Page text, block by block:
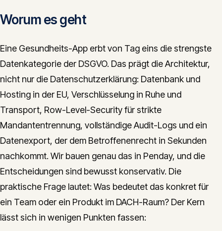
Worum es geht
Eine Gesundheits-App erbt von Tag eins die strengste
Datenkategorie der DSGVO. Das prägt die Architektur,
nicht nur die Datenschutzerklärung: Datenbank und
Hosting in der EU, Verschlüsselung in Ruhe und
Transport, Row-Level-Security für strikte
Mandantentrennung, vollständige Audit-Logs und ein
Datenexport, der dem Betroffenenrecht in Sekunden
nachkommt. Wir bauen genau das in Penday, und die
Entscheidungen sind bewusst konservativ. Die
praktische Frage lautet: Was bedeutet das konkret für
ein Team oder ein Produkt im DACH-Raum? Der Kern
lässt sich in wenigen Punkten fassen: